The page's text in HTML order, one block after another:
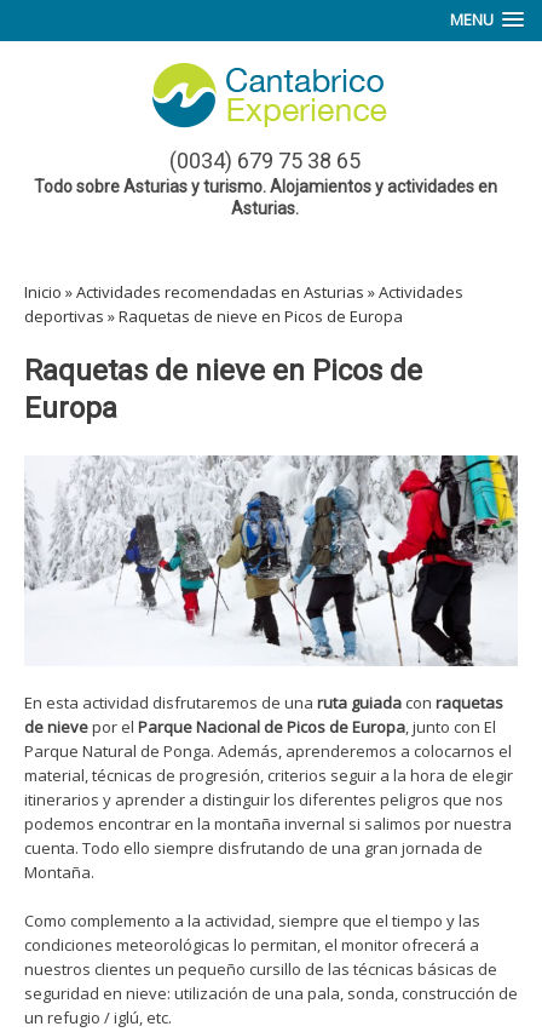
MENU
(0034) 679 75 38 65
Todo sobre Asturias y turismo. Alojamientos y actividades en
Asturias.
Inicio »Actividades recomendadas en Asturias »Actividades
deportivas »Raquetas de nieve en Picos de Europa
Raquetas de nieve en Picos de
Europa
En esta actividad disfrutaremos de una ruta guiada con raquetas
de nievepor el Parque Nacional de Picos de Europa, junto con El
Parque Natural de Ponga. Además, aprenderemos a colocarnos el
material, técnicas de progresión, criterios seguir a la hora de elegir
itinerarios y aprender a distinguir los diferentes peligros que nos
podemos encontrar en la montaña invernal si salimos por nuestra
cuenta. Todo ello siempre disfrutando de una gran jornada de
Montaña.
Como complemento a la actividad, siempre que el tiempo y las
condiciones meteorológicas lo permitan, el monitor ofrecerá a
nuestros clientes un pequeño cursillo de las técnicas básicas de
seguridad en nieve: utilización de una pala, sonda, construcción de
un refugio / iglú, etc.